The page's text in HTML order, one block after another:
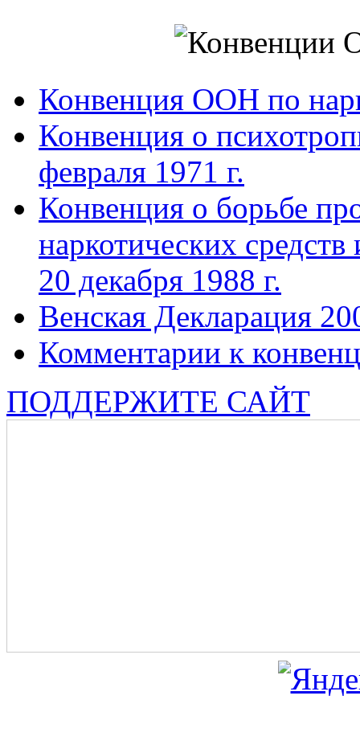
Конвенция ООН по
Конвенция о
февраля 1971 г.
Конвенция о борьбе
наркотических
20 декабря 1988 г.
Венская Декларация
Комментарии к
ПОДДЕРЖИТЕ САЙТ